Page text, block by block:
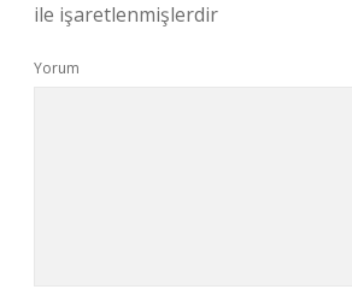
ile işaretlenmişlerdir
Yorum